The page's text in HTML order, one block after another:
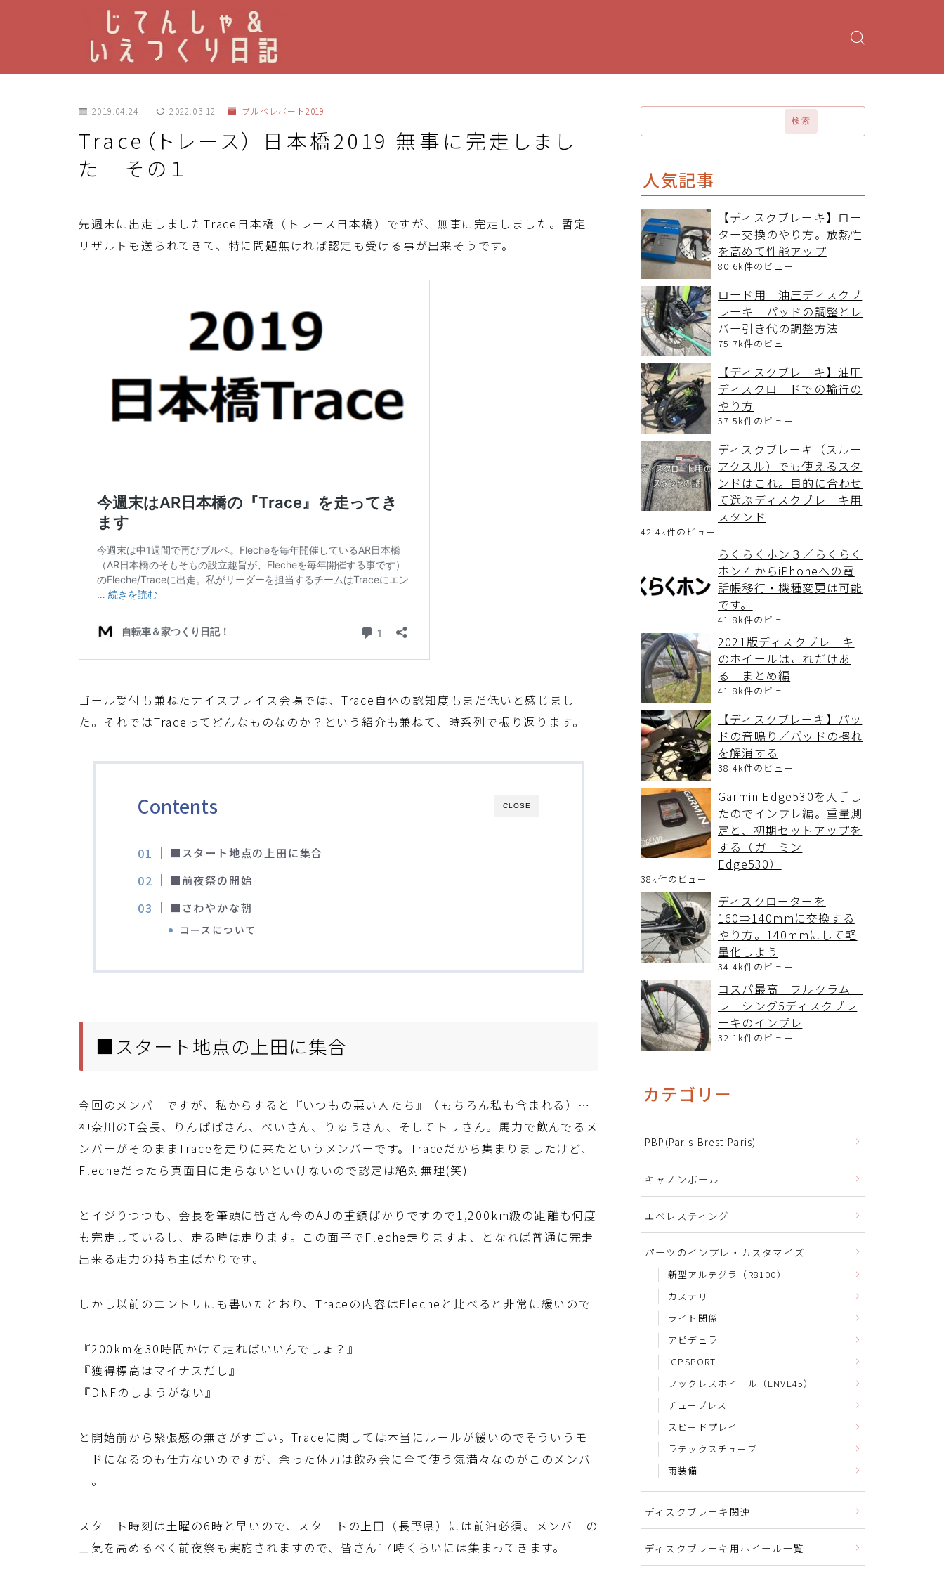
2019.04.24 2022.03.12 ブルベレポート2019
Trace（トレース） 日本橋2019 無事に完走しまし
た その１
先週末に出走しましたTrace日本橋（トレース日本橋）ですが、無事に完走しました。暫定
リザルトも送られてきて、特に問題無ければ認定も受ける事が出来そうです。
ゴール受付も兼ねたナイスプレイス会場では、Trace自体の認知度もまだ低いと感じまし
た。それではTraceってどんなものなのか？という紹介も兼ねて、時系列で振り返ります。
CLOSE
Contents
■スタート地点の上田に集合
■前夜祭の開始
■さわやかな朝
コースについて
■スタート地点の上田に集合
今回のメンバーですが、私からすると『いつもの悪い人たち』（もちろん私も含まれる）…
神奈川のT会長、りんぱぱさん、べいさん、りゅうさん、そしてトリさん。馬力で飲んでるメ
ンバーがそのままTraceを走りに来たというメンバーです。Traceだから集まりましたけど、
Flecheだったら真面目に走らないといけないので認定は絶対無理(笑)
とイジりつつも、会長を筆頭に皆さん今のAJの重鎮ばかりですので1,200km級の距離も何度
も完走しているし、走る時は走ります。この面子でFleche走りますよ、となれば普通に完走
出来る走力の持ち主ばかりです。
しかし以前のエントリにも書いたとおり、Traceの内容はFlecheと比べると非常に緩いので
『200kmを30時間かけて走ればいいんでしょ？』
『獲得標高はマイナスだし』
『DNFのしようがない』
と開始前から緊張感の無さがすごい。Traceに関しては本当にルールが緩いのでそういうモ
ードになるのも仕方ないのですが、余った体力は飲み会に全て使う気満々なのがこのメンバ
ー。
スタート時刻は土曜の6時と早いので、スタートの上田（長野県）には前泊必須。メンバーの
士気を高めるべく前夜祭も実施されますので、皆さん17時くらいには集まってきます。
検索
人気記事
【ディスクブレーキ】ロー
ター交換のやり方。放熱性
を高めて性能アップ
80.6k件のビュー
ロード用 油圧ディスクブ
レーキ パッドの調整とレ
バー引き代の調整方法
75.7k件のビュー
【ディスクブレーキ】油圧
ディスクロードでの輪行の
やり方
57.5k件のビュー
ディスクブレーキ（スルー
アクスル）でも使えるスタ
ンドはこれ。目的に合わせ
て選ぶディスクブレーキ用
スタンド
42.4k件のビュー
らくらくホン３／らくらく
ホン４からiPhoneへの電
話帳移行・機種変更は可能
です。
41.8k件のビュー
2021版ディスクブレーキ
のホイールはこれだけあ
る まとめ編
41.8k件のビュー
【ディスクブレーキ】パッ
ドの音鳴り／パッドの擦れ
を解消する
38.4k件のビュー
Garmin Edge530を入手し
たのでインプレ編。重量測
定と、初期セットアップを
する（ガーミン
Edge530）
38k件のビュー
ディスクローターを
160⇒140mmに交換する
やり方。140mmにして軽
量化しよう
34.4k件のビュー
コスパ最高 フルクラム
レーシング5ディスクブレ
ーキのインプレ
32.1k件のビュー
カテゴリー
PBP(Paris-Brest-Paris)
キャノンボール
エベレスティング
パーツのインプレ・カスタマイズ
新型アルテグラ（R8100）
カステリ
ライト関係
アピデュラ
iGPSPORT
フックレスホイール（ENVE45）
チューブレス
スピードプレイ
ラテックスチューブ
雨装備
ディスクブレーキ関連
ディスクブレーキ用ホイール一覧